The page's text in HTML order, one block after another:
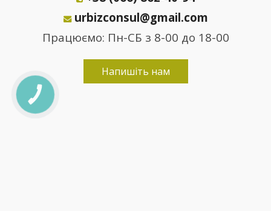
urbizconsul@gmail.com
Працюємо: Пн-СБ з 8-00 до 18-00
Напишіть нам
КНОПКА
ЗВ'ЯЗКУ